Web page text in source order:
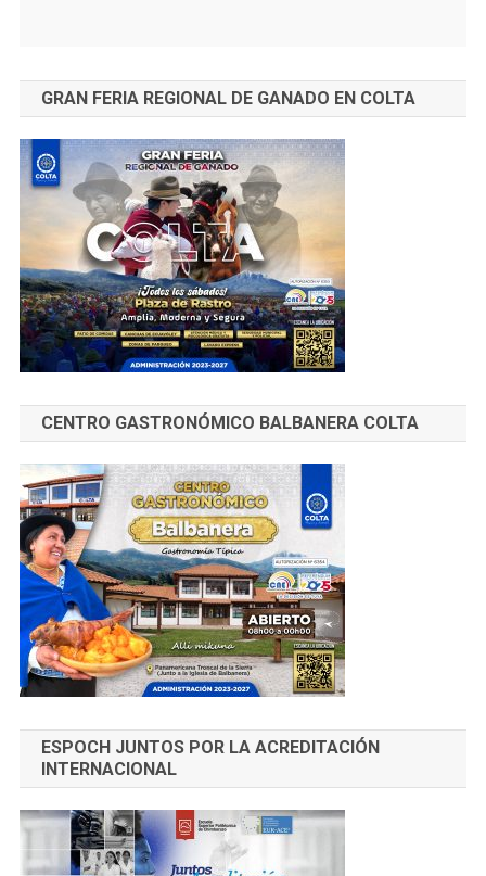
GRAN FERIA REGIONAL DE GANADO EN COLTA
CENTRO GASTRONÓMICO BALBANERA COLTA
ESPOCH JUNTOS POR LA ACREDITACIÓN
INTERNACIONAL